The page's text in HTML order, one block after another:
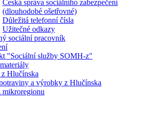
Česká správa sociálního zabezpečení
(dlouhodobé ošetřovné)
Důležitá telefonní čísla
Užitečné odkazy
sociální pracovník
"Sociální služby SOMH-z"
Hlučínska
a výrobky z Hlučínska
mikroregionu